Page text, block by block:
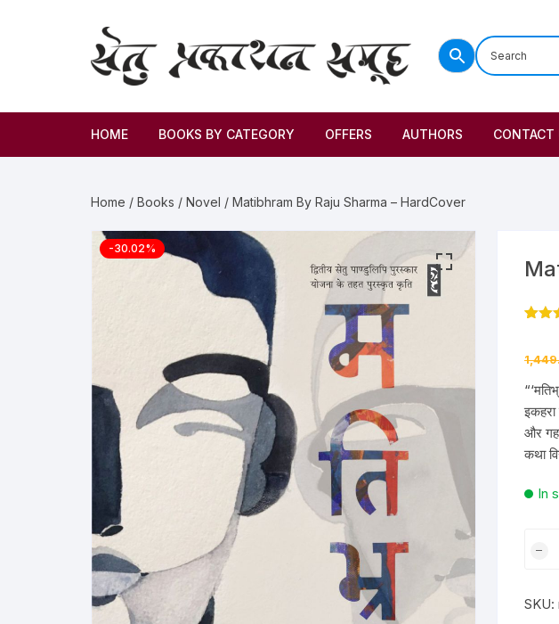
HOME BOOKS BY CATEGORY
Criticism
Biography & Autobiography
Thoughts & Social Science
More–> Philosophy
Religion
Children
Classics
Culture, Religion & Art
Gandhi Studies
Kavita Sangraha
Poetry
OFFERS AUTHORS CONTACT
Home / Books / Novel / Matibhram By Raju Sharma – HardCover
-30.02%
rating
और
कथा
In
SKU: